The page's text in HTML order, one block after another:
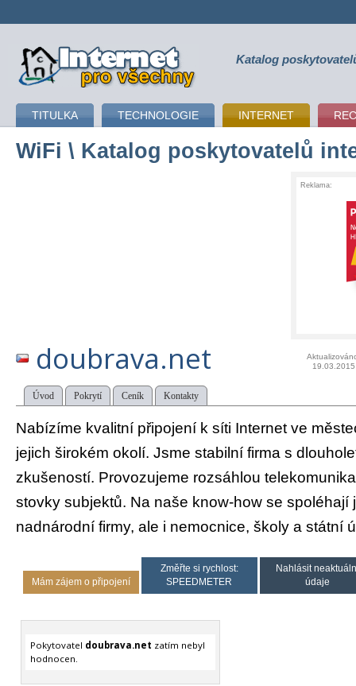
připojení k internetu Katalog
TITULKA TECHNOLOGIE INTERNET
WiFi \ Katalog poskytovatelů
Reklama:
doubrava.net
19.03.2015
Úvod Pokrytí Ceník Kontakty
Nabízíme kvalitní připojení k síti Internet ve
jejich širokém okolí. Jsme stabilní firma s
zkušeností. Provozujeme rozsáhlou
stovky subjektů. Na naše know-how se spoléhají
nadnárodní firmy, ale i nemocnice, školy a státní
Mám zájem o připojení
Změřte si rychlost:
SPEEDMETER
Nahlásit
údaje
Pokytovatel doubrava.net zatím nebyl
hodnocen.